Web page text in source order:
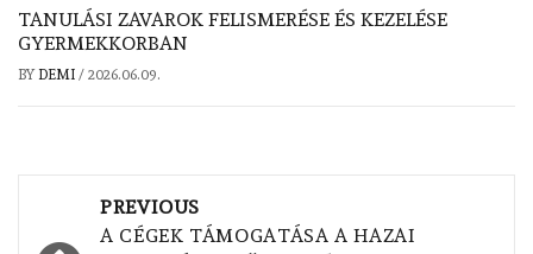
TANULÁSI ZAVAROK FELISMERÉSE ÉS KEZELÉSE
GYERMEKKORBAN
BY DEMI / 2026.06.09.
navigation
PREVIOUS
A CÉGEK TÁMOGATÁSA A HAZAI